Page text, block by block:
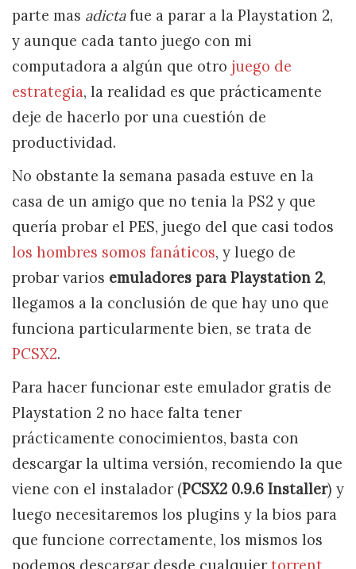
parte mas adictafue a parar a la Playstation 2,
y aunque cada tanto juego con mi
computadora a algún que otro juego de
estrategia, la realidad es que prácticamente
deje de hacerlo por una cuestión de
productividad.
No obstante la semana pasada estuve en la
casa de un amigo que no tenia la PS2 y que
quería probar el PES, juego del que casi todos
los hombres somos fanáticos, y luego de
probar varios emuladores para Playstation 2,
llegamos a la conclusión de que hay uno que
funciona particularmente bien, se trata de
PCSX2.
Para hacer funcionar este emulador gratis de
Playstation 2 no hace falta tener
prácticamente conocimientos, basta con
descargar la ultima versión, recomiendo la que
viene con el instalador (PCSX2 0.9.6 Installer) y
luego necesitaremos los plugins y la bios para
que funcione correctamente, los mismos los